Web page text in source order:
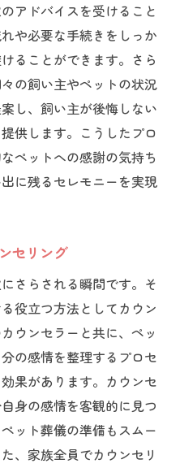
アドバイスを受けること
や必要な手続きをしっか
ることができます。さら
の飼い主やペットの状況
し、飼い主が後悔しない
供します。こうしたプロ
ペットへの感謝の気持ち
に残るセレモニーを実現
セリング
さらされる瞬間です。そ
役立つ方法としてカウン
ウンセラーと共に、ペッ
の感情を整理するプロセ
果があります。カウンセ
身の感情を客観的に見つ
ット葬儀の準備もスムー
、家族全員でカウンセリ